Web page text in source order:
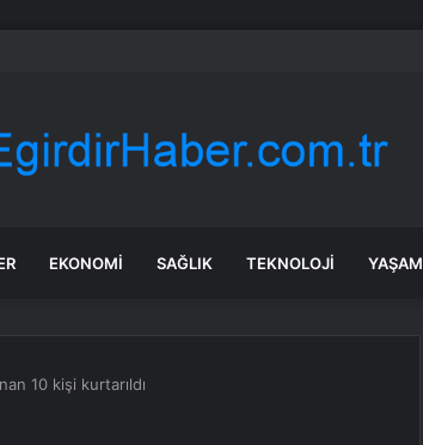
EKONOMI SAĞLIK TEKNOLOJI YAŞAM
10 kişi kurtarıldı